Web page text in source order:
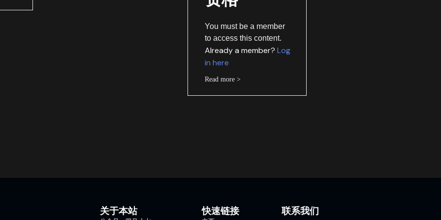
You must be a member
to access this content.
Already a member?Log
in here
Read more >
关于本站 快速链接 联系我们